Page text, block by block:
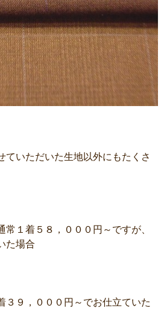
ていただいた生地以外にもたくさ
常１着５８，０００円～ですが、
た場合
３９，０００円～でお仕立ていた